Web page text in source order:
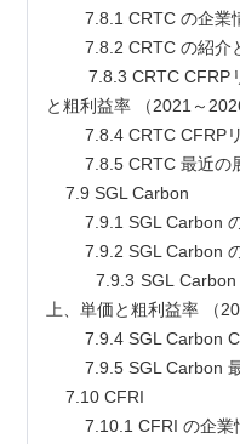
7.8.1 CRTC の企
7.8.2 CRTC の
と粗利益率 （2021～
7.8.4 CRTC
7.8.5 CRTC 最近
    7.9 SGL Carbon
7.9.1 SGL
7.9.2 SGL
上、単価と粗利益率 （
7.9.4 SGL
7.9.5 SGL
    7.10 CFRI
7.10.1 CFRI の企